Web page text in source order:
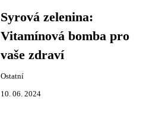
Syrová zelenina:
Vitamínová bomba pro
vaše zdraví
Ostatní
10. 06. 2024